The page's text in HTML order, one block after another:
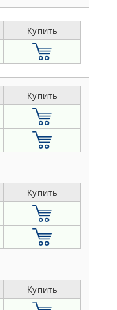
Купить
Купить
Купить
Купить